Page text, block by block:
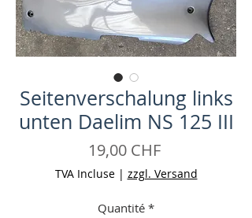
Seitenverschalung links
unten Daelim NS 125 III
19,00 CHFPrix
TVA Incluse| zzgl. Versand
Quantité *